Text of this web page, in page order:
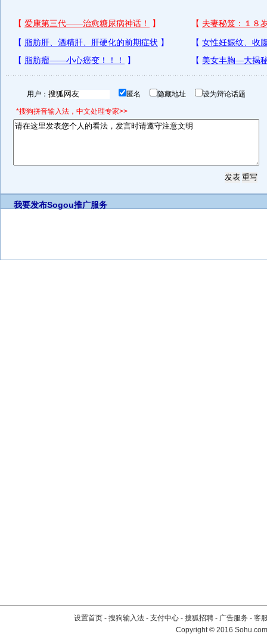
用户： 匿名 隐藏地址 设为辩论话题
*搜狗拼音输入法，中文处理专家>>
我要发布Sogou推广服务
设置首页 - 搜狗输入法 - 支付中心 - 搜狐招聘 - 广告服务 - 客
Copyright©2016